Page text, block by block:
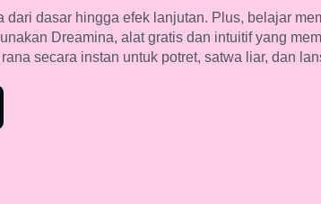
dari dasar hingga efek lanjutan. Plus, belajar
Dreamina, alat gratis dan intuitif yang
secara instan untuk potret, satwa liar, dan